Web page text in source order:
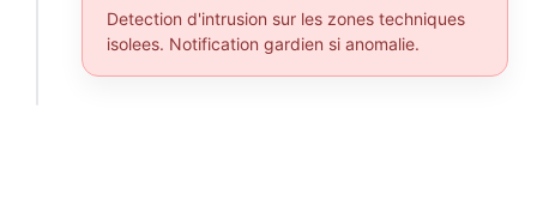
Detection d'intrusion sur les zones techniques
isolees. Notification gardien si anomalie.